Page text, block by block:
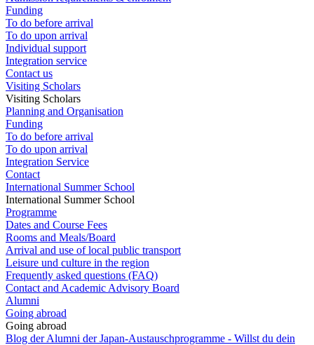
Funding
To do before arrival
To do upon arrival
Individual support
Integration service
Contact us
Visiting Scholars
Visiting Scholars
Planning and Organisation
Funding
To do before arrival
To do upon arrival
Integration Service
Contact
International Summer School
International Summer School
Programme
Dates and Course Fees
Rooms and Meals/Board
Arrival and use of local public transport
Leisure und culture in the region
Frequently asked questions (FAQ)
Contact and Academic Advisory Board
Alumni
Going abroad
Going abroad
Blog der Alumni der Japan-Austauschprogramme - Willst du dein